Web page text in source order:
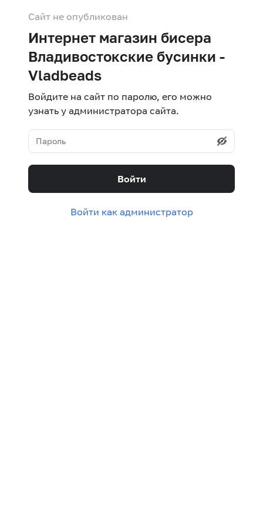
Сайт не опубликован
Интернет магазин бисера
Владивостокские бусинки -
Vladbeads
Войдите на сайт по паролю, его можно
узнать у администратора сайта.
Войти
Войти как администратор